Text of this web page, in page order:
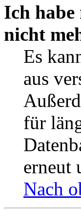
Ich
nicht
Es
aus
für
erneut
Nach